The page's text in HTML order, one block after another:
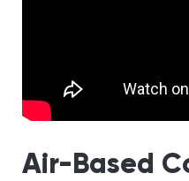
Air-Based